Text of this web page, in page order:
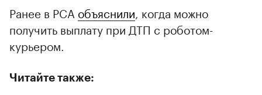
Ранее в РСА объяснили, когда можно
получить выплату при ДТП с роботом-
курьером.
Читайте также: